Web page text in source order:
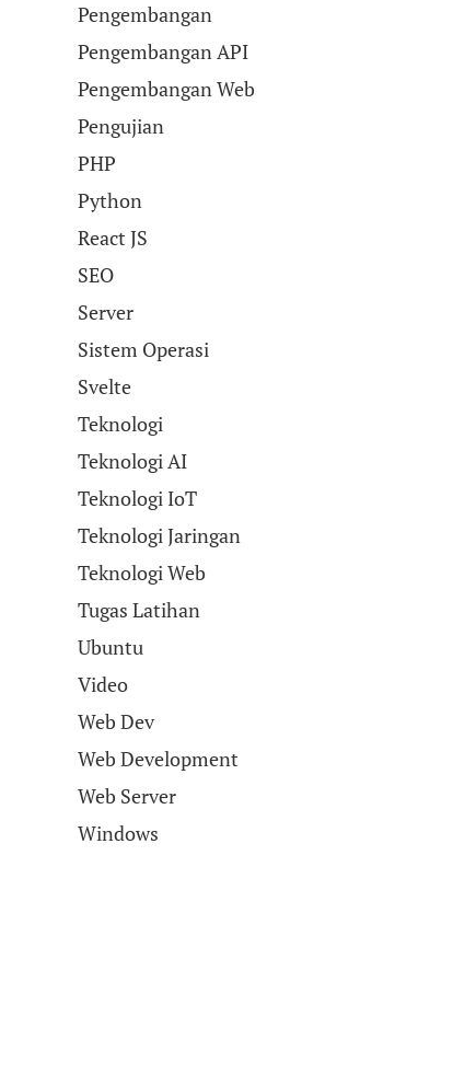
Pengembangan
Pengembangan API
Pengembangan Web
Pengujian
PHP
Python
React JS
SEO
Server
Sistem Operasi
Svelte
Teknologi
Teknologi AI
Teknologi IoT
Teknologi Jaringan
Teknologi Web
Tugas Latihan
Ubuntu
Video
Web Dev
Web Development
Web Server
Windows